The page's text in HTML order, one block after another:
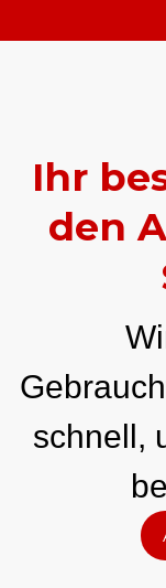
Ihr
den
schnell,